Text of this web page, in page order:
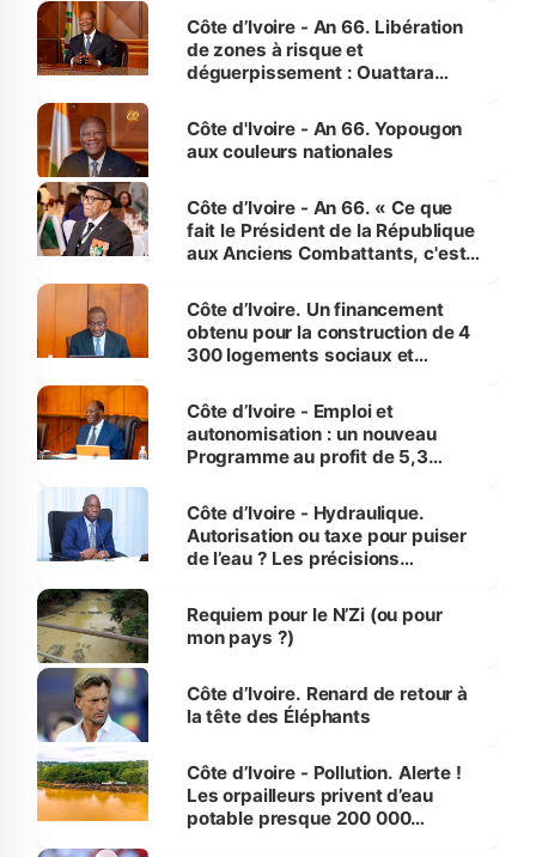
milieu des sinistrés
Côte d’Ivoire - An 66. Libération
de zones à risque et
déguerpissement : Ouattara
l'Etat de droit pour préserver les
vies humaines »
Côte d'Ivoire - An 66. Yopougon
aux couleurs nationales
Côte d’Ivoire - An 66. « Ce que
fait le Président de la République
aux Anciens Combattants, c'est
Côte d’Ivoire. Un financement
obtenu pour la construction de 4
300 logements sociaux et
et Yamoussoukro
Côte d’Ivoire - Emploi et
autonomisation : un nouveau
Programme au profit de 5,3
Côte d’Ivoire - Hydraulique.
Autorisation ou taxe pour puiser
de l’eau ? Les précisions
Requiem pour le N’Zi (ou pour
mon pays ?)
Côte d’Ivoire. Renard de retour à
la tête des Éléphants
Côte d’Ivoire - Pollution. Alerte !
Les orpailleurs privent d’eau
potable presque 200 000